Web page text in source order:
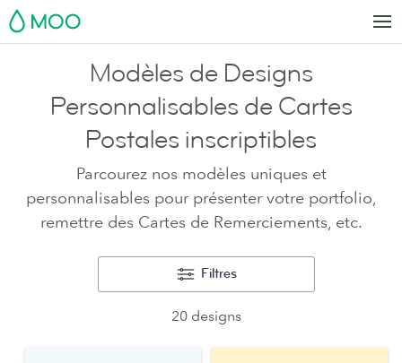
MOO
Modèles de Designs
Personnalisables de Cartes
Postales inscriptibles
Parcourez nos modèles uniques et
personnalisables pour présenter votre portfolio,
remettre des Cartes de Remerciements, etc.
Filtres
20 designs